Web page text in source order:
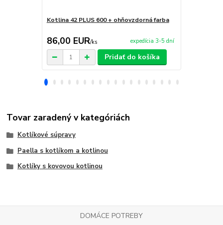
Kotlina 42 PLUS 600 + ohňovzdorná farba
86,00 EUR/ks expedícia 3-5 dní
Pridať do košíka
Tovar zaradený v kategóriách
Kotlíkové súpravy
Paella s kotlíkom a kotlinou
Kotlíky s kovovou kotlinou
DOMÁCE POTREBY